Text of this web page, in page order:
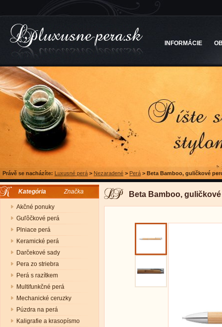
INFORMÁCIE
Právě se nacházíte: Luxusné perá > Nezaradené > Perá > Beta Bamboo, guličkové
Kategória Značka
Akčné ponuky
Guľôčkové perá
Plniace perá
Keramické perá
Darčekové sady
Pera zo striebra
Perá s razítkem
Multifunkčné perá
Mechanické ceruzky
Púzdra na perá
Kaligrafie a krasopísmo
Beta Bamboo,